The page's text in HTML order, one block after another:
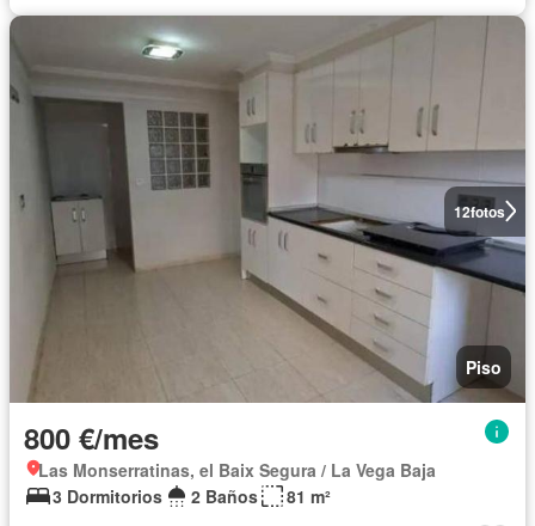
12fotos
Piso
800 €/mes
Las Monserratinas, el Baix Segura / La Vega Baja
3 Dormitorios
2 Baños 81 m²